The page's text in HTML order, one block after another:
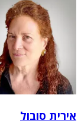
אירית סובול